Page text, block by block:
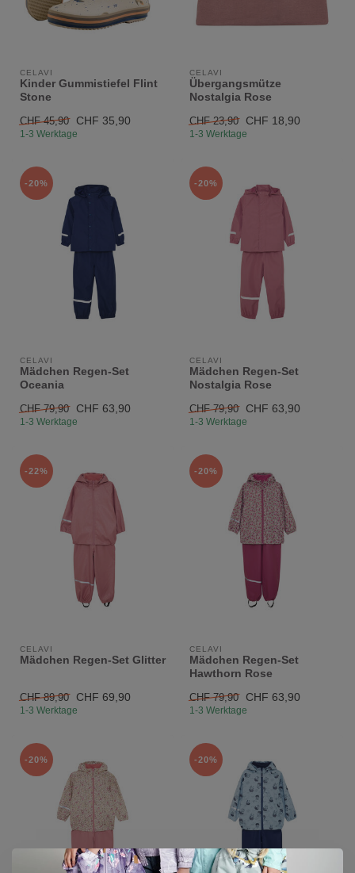
CELAVI
Kinder Gummistiefel Flint
Stone
CHF 45,90 CHF 35,90
1-3 Werktage
CELAVI
Übergangsmütze
Nostalgia Rose
CHF 23,90 CHF 18,90
1-3 Werktage
-20%
CELAVI
Mädchen Regen-Set
Oceania
CHF 79,90 CHF 63,90
1-3 Werktage
-20%
CELAVI
Mädchen Regen-Set
Nostalgia Rose
CHF 79,90 CHF 63,90
1-3 Werktage
-22%
CELAVI
Mädchen Regen-Set Glitter
CHF 89,90 CHF 69,90
1-3 Werktage
-20%
CELAVI
Mädchen Regen-Set
Hawthorn Rose
CHF 79,90 CHF 63,90
1-3 Werktage
-20% -20%